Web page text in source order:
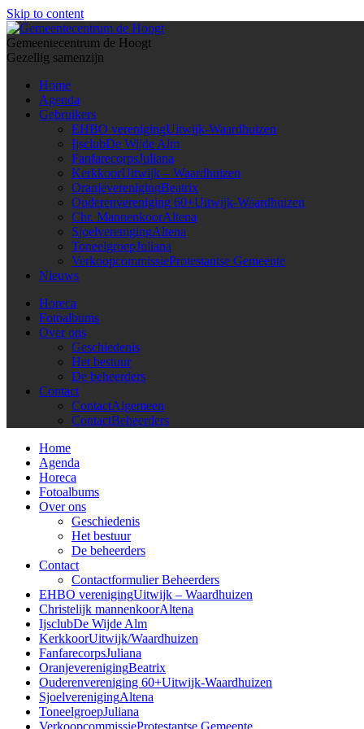
Skip to content
Gemeentecentrum de Hoogt
Gezellig samenzijn
Home
Agenda
Gebruikers
EHBO verenigingUitwijk-Waardhuizen
IjsclubDe Wijde Alm
FanfarecorpsJuliana
KerkkoorUitwijk – Waardhuizen
OranjeverenigingBeatrix
Ouderenvereniging 60+Uitwijk-Waardhuizen
Chr. MannenkoorAltena
SjoelverenigingAltena
ToneelgroepJuliana
VerkoopcommissieProtestantse Gemeente
Nieuws
Horeca
Fotoalbums
Over ons
Geschiedenis
Het bestuur
De beheerders
Contact
ContactAlgemeen
ContactBeheerders
Home
Agenda
Horeca
Fotoalbums
Over ons
Geschiedenis
Het bestuur
De beheerders
Contact
Contactformulier Beheerders
EHBO verenigingUitwijk – Waardhuizen
Christelijk mannenkoorAltena
IjsclubDe Wijde Alm
KerkkoorUitwijk/Waardhuizen
FanfarecorpsJuliana
OranjeverenigingBeatrix
Ouderenvereniging 60+Uitwijk-Waardhuizen
SjoelverenigingAltena
ToneelgroepJuliana
VerkoopcommissieProtestantse Gemeente